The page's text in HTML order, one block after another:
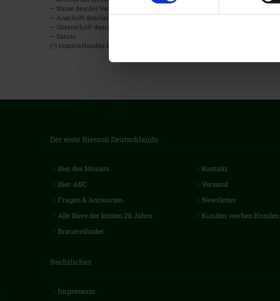
— Name des/der Verbraucher(s)
— Anschrift des/der Verbraucher(s)
— Unterschrift des/der Verbraucher(s) (nur bei Mitteilung auf Papier)
— Datum
(*) Unzutreffendes streichen.
Der erste Biercub Deutschlands
Bier des Monats
Bier-ABC
Fragen & Antworten
Alle Biere der letzten 28 Jahre
Brauereifinder
Kontakt
Versand
Newsletter
Kunden werben Kunden
Rechtliches
Impressum